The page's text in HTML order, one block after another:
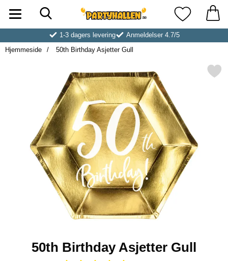
Startsiden for Partyhallen ABMine
1-3 dagers levering
Anmeldelser 4.7/5
Hjemmeside
50th Birthday Asjetter Gull
Merk 50th Birthday
50th Birthday Asjetter Gull